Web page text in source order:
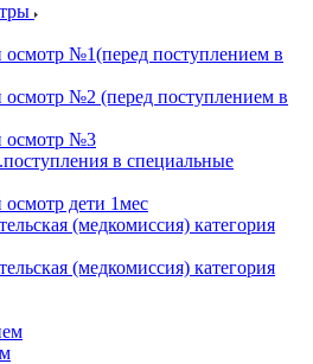
№1(перед поступлением в
№2 (перед поступлением в
осмотр №3
в специальные
дети 1мес
(медкомиссия) категория
(медкомиссия) категория